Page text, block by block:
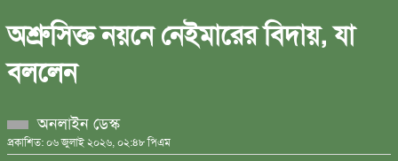
অশ্রুসিক্ত নয়নে নেইমারের বিদায়, যা
বললেন
অনলাইন ডেস্ক
প্রকাশিত: ০৬ জুলাই ২০২৬, ০২:৪৮ পিএম